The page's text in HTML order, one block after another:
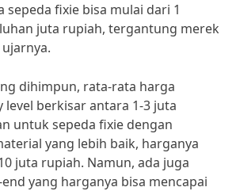
sepeda fixie bisa mulai dari 1
juta rupiah, tergantung merek
dihimpun, rata-rata harga
level berkisar antara 1-3 juta
untuk sepeda fixie dengan
yang lebih baik, harganya
juta rupiah. Namun, ada juga
yang harganya bisa mencapai